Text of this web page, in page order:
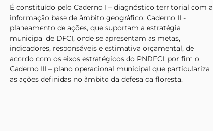
É constituído pelo Caderno I – diagnóstico territorial com a
informação base de âmbito geográfico; Caderno II -
planeamento de ações, que suportam a estratégia
municipal de DFCI, onde se apresentam as metas,
indicadores, responsáveis e estimativa orçamental, de
acordo com os eixos estratégicos do PNDFCI; por fim o
Caderno III – plano operacional municipal que particulariza
as ações definidas no âmbito da defesa da floresta.